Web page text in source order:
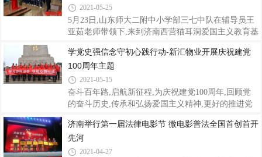
斗,我们实现了第一个百年奋斗目标,在中华大地上全
面建成了小康社会,历史性地解决了绝对贫困问题,正
在意气风发向着全面建成社会主义现代化强国的第二
是中国人民的伟大光荣!这是中国共产党的伟大光荣!
此时此刻,此情此景,怎能不让华夏儿女心潮澎湃
2021-05-25
5月23日,山东师大二附中小学部三七中队在辅导员王
亚茹老师带领下,来到济南西营猫耳洞爱国主义教育基
冒着绵绵细雨,追思着革命先烈,心情像天气一样凝
重。他们冒雨整齐列队,伴随着雄壮的国歌声,齐声高
唱国歌,面向国旗庄严肃立行少先队队礼。队员们目光
炯炯地跟随国旗冉冉升起,雨水洒落在他们的脸上,像
是在诉说对革命先烈的哀思。队员们先后参观了英雄
场实物及图片通过党史学习教育,了解了中国共产党发
展历程中先进党员的光荣事迹和革命精神,牢
学党史强信念守初心践行动-新汇物业开展庆祝建党
100周年主题
2021-05-15
奋斗百年路,启航新征程,为庆祝建党100周年,回顾党
的奋斗历史,传承和弘扬爱国主义精神,更好的推进党
南英雄山革命烈士陵园,通过忆党史铭初心、缅怀革命
先烈、重温(学习)入党誓词、开展党史学习教育、宣
传倡导垃圾分类等多种形式,开展“学党史强信念,守初
济南举行第一届法律电影节 微电影普法全国首创首开
先河
2021-04-27